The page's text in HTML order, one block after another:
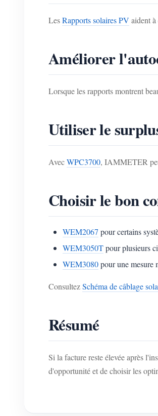
LesRapports solaires PV aident
Améliorer
Lorsque les rapports montrent
Utiliser le
AvecWPC3700, IAMMETER
Choisir le bon
WEM2067 pour certains
WEM3050Tpour plusieurs
WEM3080pour une mesure
ConsultezSchéma de câblage
Résumé
Si la facture reste élevée après
d'opportunité et de choisir les